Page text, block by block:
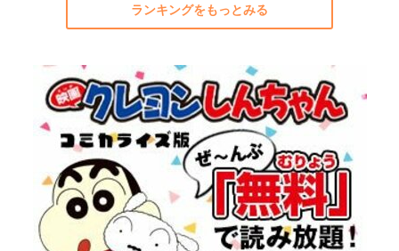
ランキングをもっとみる